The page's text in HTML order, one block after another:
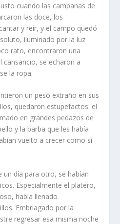
cuando las campanas de
las doce, los
y reír, y el campo quedó
iluminado por la luz
rato, encontraron una
cansancio, se echaron a
la ropa.
un peso extraño en sus
quedaron estupefactos: el
en grandes pedazos de
y la barba que les había
vuelto a crecer como si
un día para otro, se habían
Especialmente el platero,
había llenado
Embriagado por la
regresar esa misma noche